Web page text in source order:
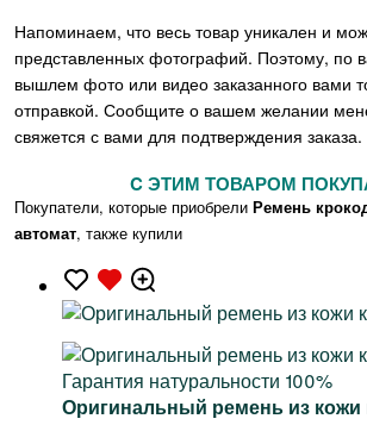
Напоминаем, что весь товар уникален и
представленных фотографий. Поэтому, по
вышлем фото или видео заказанного вами
отправкой. Сообщите о вашем желании
свяжется с вами для подтверждения заказа.
C ЭТИМ ТОВАРОМ
Покупатели, которые приобрели Ремень
автомат, также купили
Гарантия натуральности 100%
Оригинальный ремень из кожи